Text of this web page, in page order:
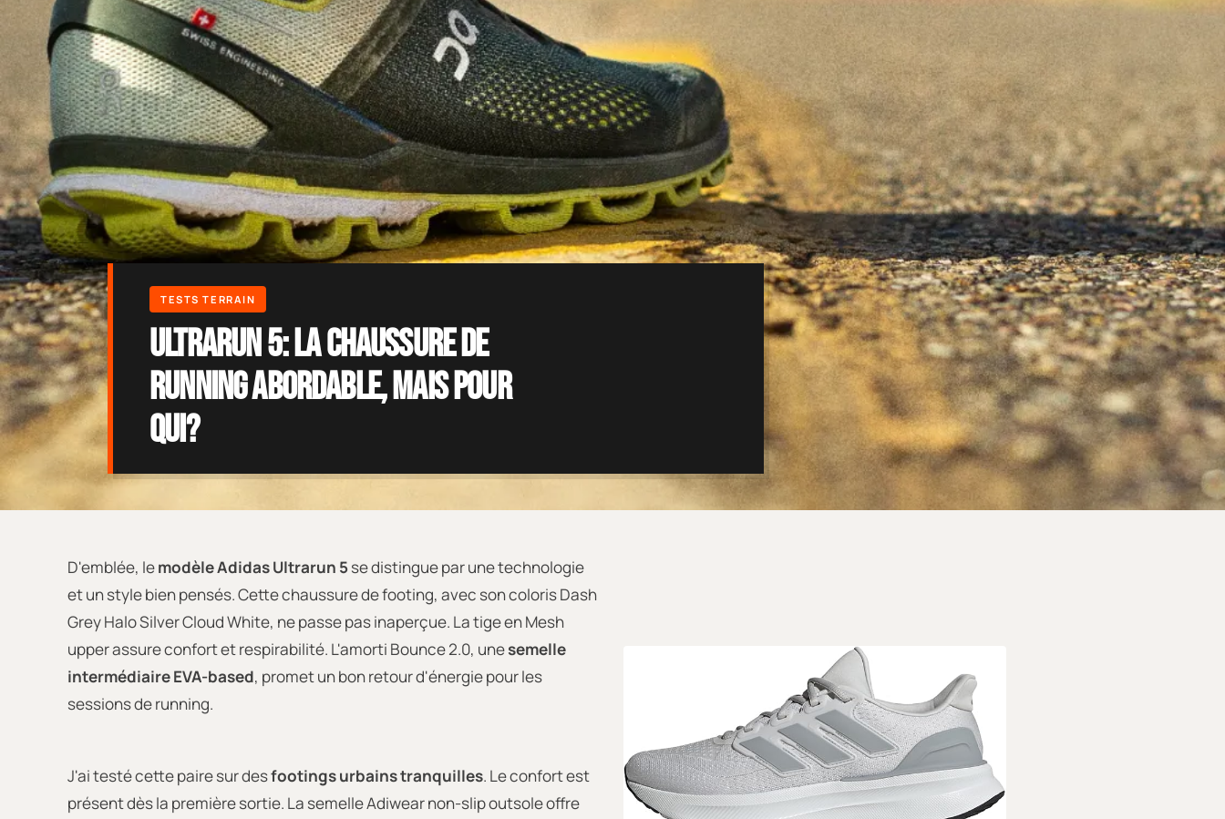
Ultrarun 5: la chaussure de
running abordable, mais pour
qui?
D'emblée, lemodèle Adidas Ultrarun 5se distingue par une technologie
et un style bien pensés. Cette chaussure de footing, avec son coloris Dash
Grey Halo Silver Cloud White, ne passe pas inaperçue. La tige en Mesh
upper assure confort et respirabilité. L'amorti Bounce 2.0, unesemelle
intermédiaire EVA-based, promet un bon retour d'énergie pour les
sessions de running.
J'ai testé cette paire sur desfootings urbains tranquilles. Le confort est
présent dès la première sortie. La semelle Adiwear non-slip outsole offre